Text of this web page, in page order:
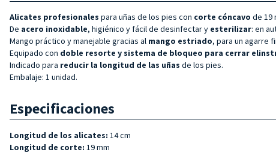
Alicates profesionales para uñas de los pies con corte cóncavo de 19
De acero inoxidable, higiénico y fácil de desinfectar y esterilizar: en
Mango práctico y manejable gracias al mango estriado, para un agarre
Equipado con doble resorte y sistema de bloqueo para cerrar el
Indicado para reducir la longitud de las uñas de los pies.
Embalaje: 1 unidad.
Especificaciones
Longitud de los alicates: 14 cm
Longitud de corte: 19 mm